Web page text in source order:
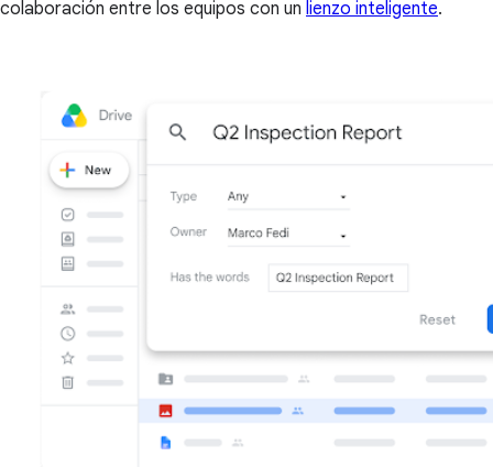
colaboración entre los equipos con un lienzo inteligente.